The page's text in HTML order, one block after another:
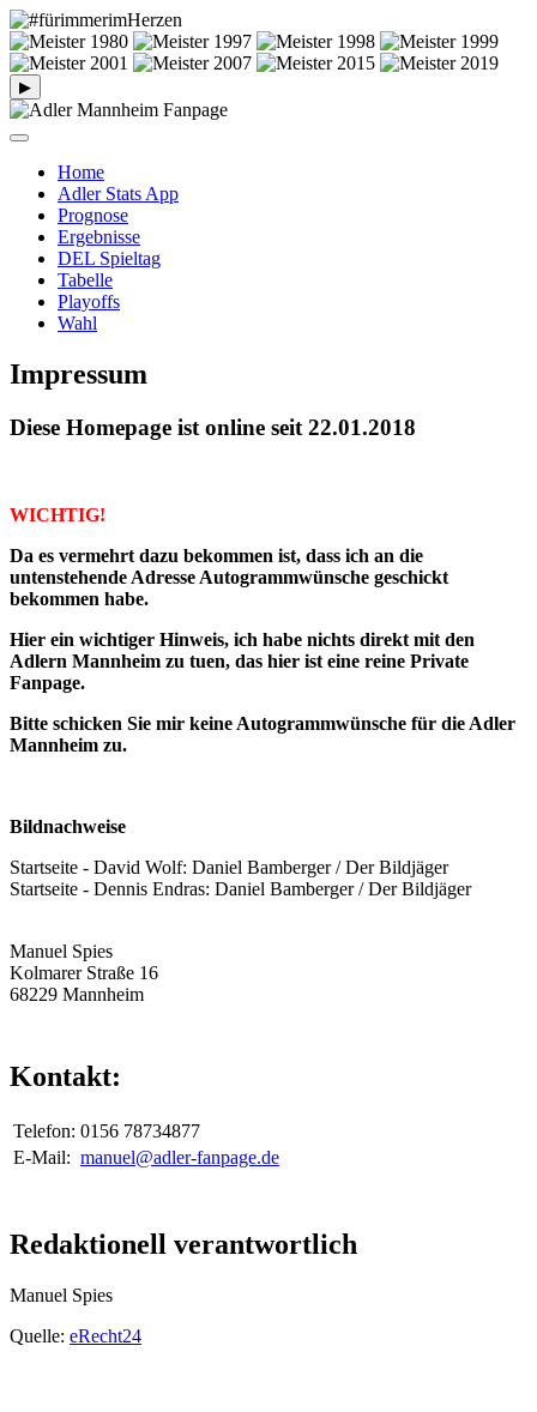
▶
Home
Adler Stats App
Prognose
Ergebnisse
DEL Spieltag
Tabelle
Playoffs
Wahl
Impressum
Diese Homepage ist online seit 22.01.2018
WICHTIG!
Da es vermehrt dazu bekommen ist, dass ich an die
untenstehende Adresse Autogrammwünsche geschickt
bekommen habe.
Hier ein wichtiger Hinweis, ich habe nichts direkt mit den
Adlern Mannheim zu tuen, das hier ist eine reine Private
Fanpage.
Bitte schicken Sie mir keine Autogrammwünsche für die Adler
Mannheim zu.
Bildnachweise
Startseite - David Wolf: Daniel Bamberger / Der Bildjäger
Startseite - Dennis Endras: Daniel Bamberger / Der Bildjäger
Manuel Spies
Kolmarer Straße 16
68229 Mannheim
Kontakt:
Telefon: 0156 78734877
E-Mail: manuel@adler-fanpage.de
Redaktionell verantwortlich
Manuel Spies
Quelle: eRecht24